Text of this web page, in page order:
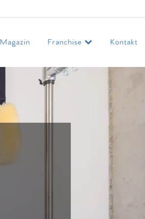
Magazin Franchise Kontakt